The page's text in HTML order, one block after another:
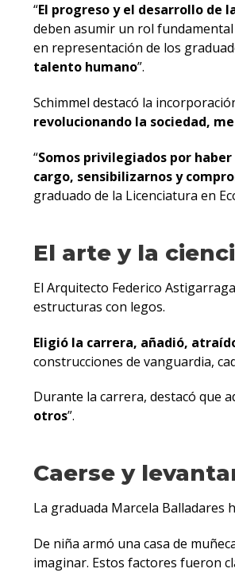
“El progreso y el desarrollo de
deben asumir un rol
en representación de los
talento humano”.
Schimmel destacó la
revolucionando la sociedad,
“Somos privilegiados por
cargo, sensibilizarnos y
graduado de la Licenciatura en
El arte y la
El Arquitecto Federico
estructuras con legos.
Eligió la carrera, añadió,
construcciones de vanguardia,
Durante la carrera, destacó que
otros”.
Caerse y
La graduada Marcela Balladares
De niña armó una casa de
imaginar. Estos factores fueron